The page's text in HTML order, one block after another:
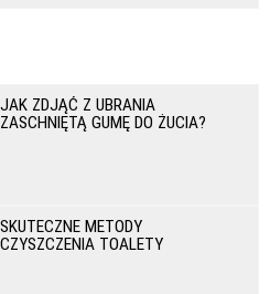
JAK ZDJĄĆ Z UBRANIA
ZASCHNIĘTĄ GUMĘ DO ŻUCIA?
SKUTECZNE METODY
CZYSZCZENIA TOALETY